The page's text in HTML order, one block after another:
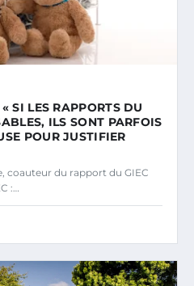
SI LES RAPPORTS DU
ILS SONT PARFOIS
POUR JUSTIFIER
coauteur du rapport du GIEC
:…